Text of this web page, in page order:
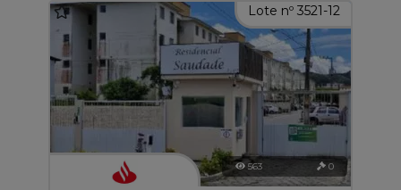
Lote nº 3521-12
563 0